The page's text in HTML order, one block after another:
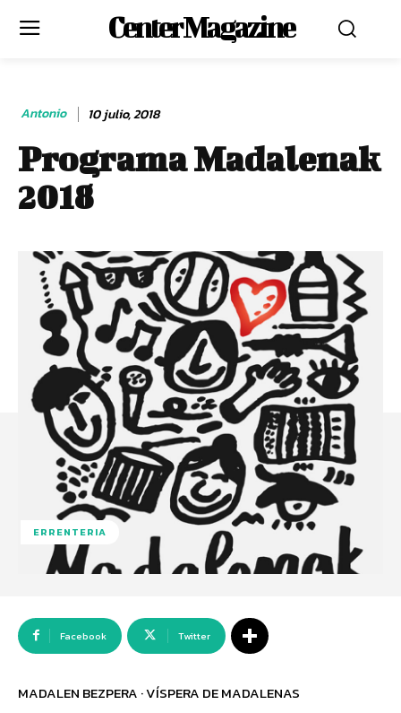
Center Magazine
Antonio 10 julio, 2018
Programa Madalenak
2018
ERRENTERIA
Facebook Twitter
MADALEN BEZPERA · VÍSPERA DE MADALENAS